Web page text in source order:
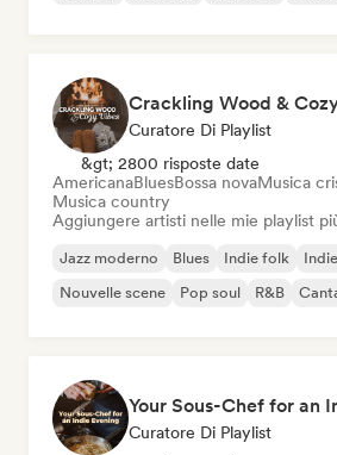
Curatore Di Playlist
&gt; 2800 risposte date
AmericanaBluesBossa novaMusica
Musica country
Aggiungere artisti nelle mie playlist
Jazz moderno Blues Indie folk
Nouvelle scene
Pop soul R&B
Your Sous-Chef for an
Curatore Di Playlist